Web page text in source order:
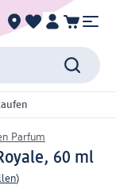
Parfum
60 ml
)